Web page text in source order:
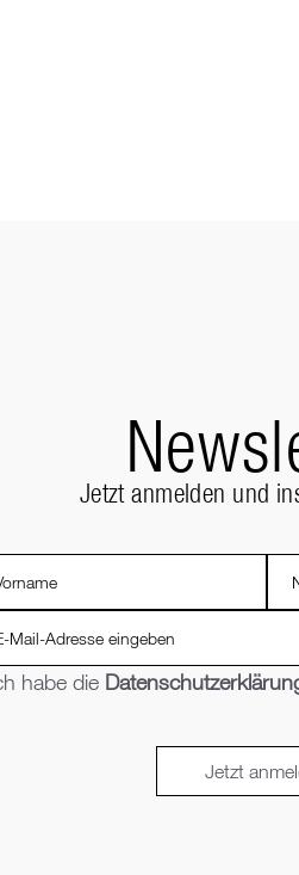
Jetzt anmelden und
habe die
Jetzt